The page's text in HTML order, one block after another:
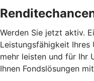
Werden Sie jetzt aktiv.
Leistungsfähigkeit Ihres
mehr leisten und für Ihr
Ihnen Fondslösungen